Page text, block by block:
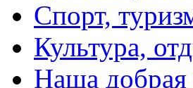
Спорт,
Культура,
Наша добрая